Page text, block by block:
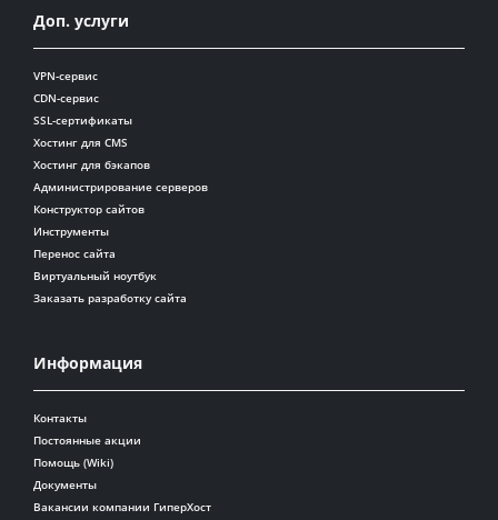
Доп. услуги
VPN-сервис
CDN-сервис
SSL-сертификаты
Хостинг для CMS
Хостинг для бэкапов
Администрирование серверов
Конструктор сайтов
Инструменты
Перенос сайта
Виртуальный ноутбук
Заказать разработку сайта
Информация
Контакты
Постоянные акции
Помощь (Wiki)
Документы
Вакансии компании ГиперХост